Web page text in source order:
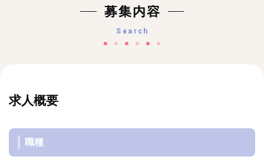
募集内容
Search
求人概要
職種